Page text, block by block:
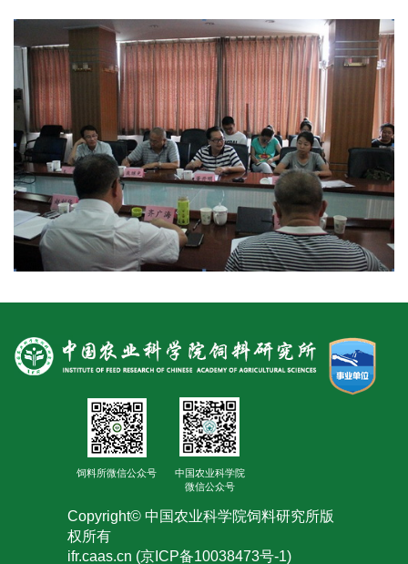
教
育
交
合
作
党
建
作
饲料所微信公众号
中国农业科学院
微信公众号
Copyright© 中国农业科学院饲料研究所版
权所有
ifr.caas.cn (京ICP备10038473号-1)